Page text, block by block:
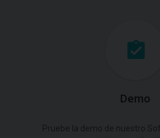
Demo